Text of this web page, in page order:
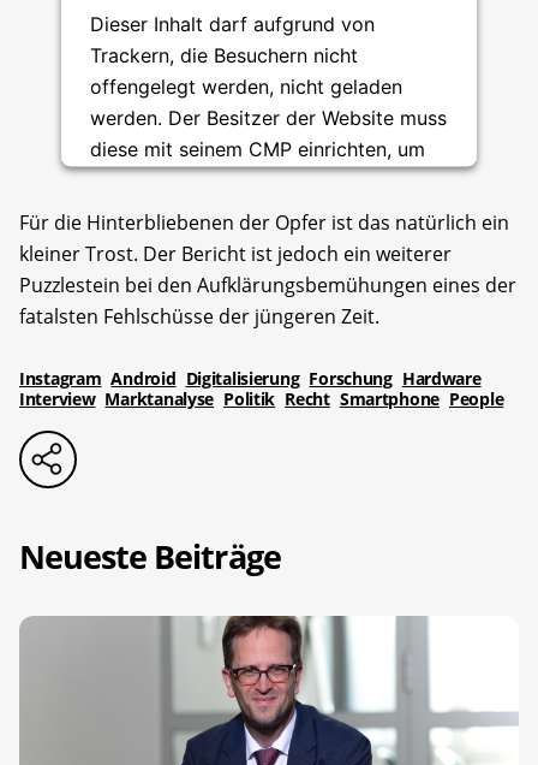
Dieser Inhalt darf aufgrund von
Trackern, die Besuchern nicht
offengelegt werden, nicht geladen
werden. Der Besitzer der Website muss
diese mit seinem CMP einrichten, um
diesen Inhalt zur Liste der verwendeten
Technologien hinzuzufügen.
powered byUsercentrics Consent
Management Platform
Für die Hinterbliebenen der Opfer ist das natürlich ein
kleiner Trost. Der Bericht ist jedoch ein weiterer
Puzzlestein bei den Aufklärungsbemühungen eines der
fatalsten Fehlschüsse der jüngeren Zeit.
Instagram Android Digitalisierung Forschung Hardware
Interview Marktanalyse Politik Recht Smartphone People
Neueste Beiträge